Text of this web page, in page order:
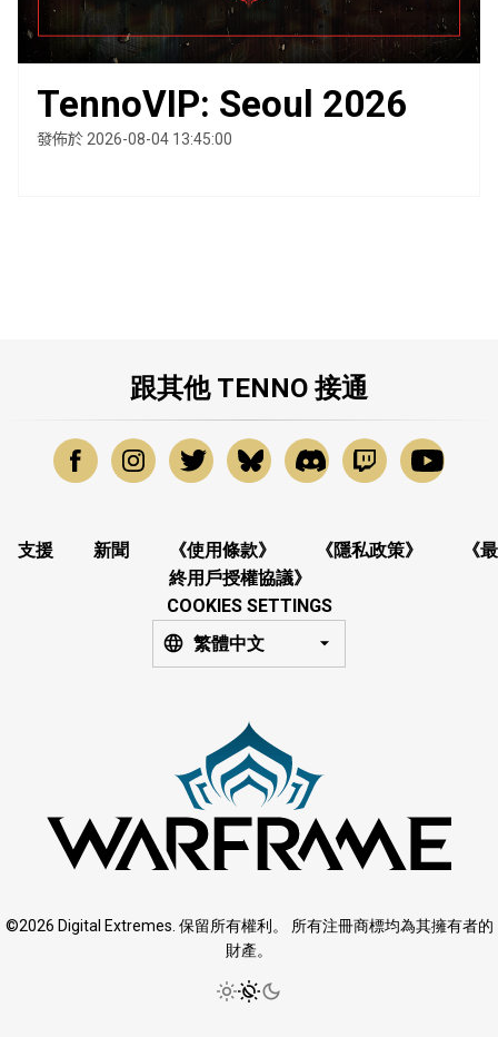
TennoVIP: Seoul 2026
發佈於 2026-08-04 13:45:00
跟其他 TENNO 接通
支援 新聞 《使用條款》 《隱私政策》
《最
終用戶授權協議》
COOKIES SETTINGS
繁體中文
©2026 Digital Extremes. 保留所有權利。 所有注冊商標均為其擁有者的
財產。